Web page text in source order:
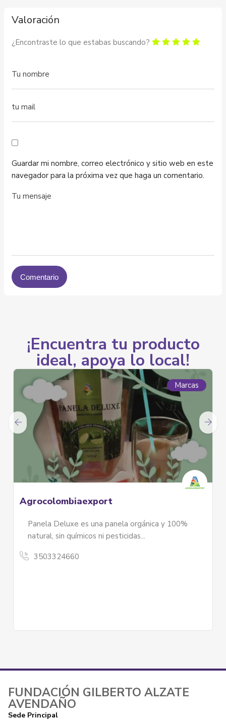
Valoración
¿Encontraste lo que estabas buscando?
Guardar mi nombre, correo electrónico y sitio web en este
navegador para la próxima vez que haga un comentario.
¡Encuentra tu producto
ideal, apoya lo local!
Marcas
Agrocolombiaexport
Panela Deluxe es una panela orgánica y 100%
natural, sin químicos ni pesticidas...
3503324660
FUNDACIÓN GILBERTO ALZATE
AVENDAÑO
Sede Principal